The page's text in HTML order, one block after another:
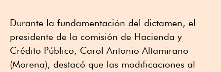
Durante la fundamentación del dictamen, el
presidente de la comisión de Hacienda y
Crédito Público, Carol Antonio Altamirano
(Morena), destacó que las modificaciones al